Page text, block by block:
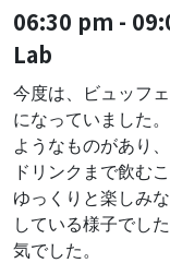
06:30 pm -
Lab
今度は、ビュッフ
になっていました
ようなものがあり
ドリンクまで飲む
ゆっくりと楽しみ
している様子でし
気でした。